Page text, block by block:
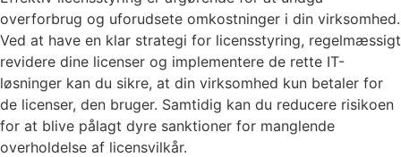
overforbrug og uforudsete omkostninger i din virksomhed.
Ved at have en klar strategi for licensstyring, regelmæssigt
revidere dine licenser og implementere de rette IT-
løsninger kan du sikre, at din virksomhed kun betaler for
de licenser, den bruger. Samtidig kan du reducere risikoen
for at blive pålagt dyre sanktioner for manglende
overholdelse af licensvilkår.